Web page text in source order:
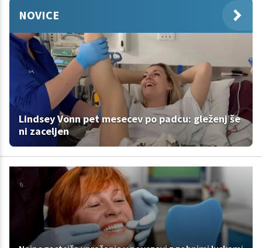
NOVICE
Lindsey Vonn pet mesecev po padcu: gleženj še
ni zaceljen